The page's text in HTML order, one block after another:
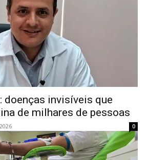
doenças invisíveis que
de milhares de pessoas
0